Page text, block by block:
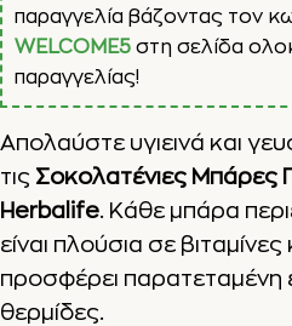
παραγγελία βάζοντας τον
WELCOME5 στη σελίδα
παραγγελίας!
Απολαύστε υγιεινά και
τις Σοκολατένιες Μπάρες
Herbalife. Κάθε μπάρα
είναι πλούσια σε
προσφέρει παρατεταμένη
θερμίδες.